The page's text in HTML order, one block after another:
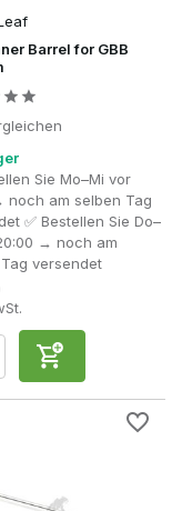
Gewehre
maximale
Replik
BBs und
Upgrade
Hop Up Buckings &
und Effizienz
Barrel for GBB
Sie Mo–Mi vor
noch am selben Tag
✅ Bestellen Sie Do–
→ noch am
versendet